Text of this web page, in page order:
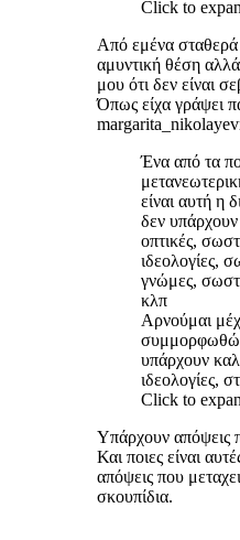
Click to
Από εμένα σταθερά
αμυντική θέση αλλά
μου ότι δεν είναι
Όπως είχα γράψει
Ένα από τα
είναι αυτή η
δεν
οπτικές,
ιδεολογίες,
γνώμες,
κλπ
Αρνούμαι
υπάρχουν
ιδεολογίες,
Click to
Υπάρχουν απόψεις
Και ποιες είναι
απόψεις που
σκουπίδια.